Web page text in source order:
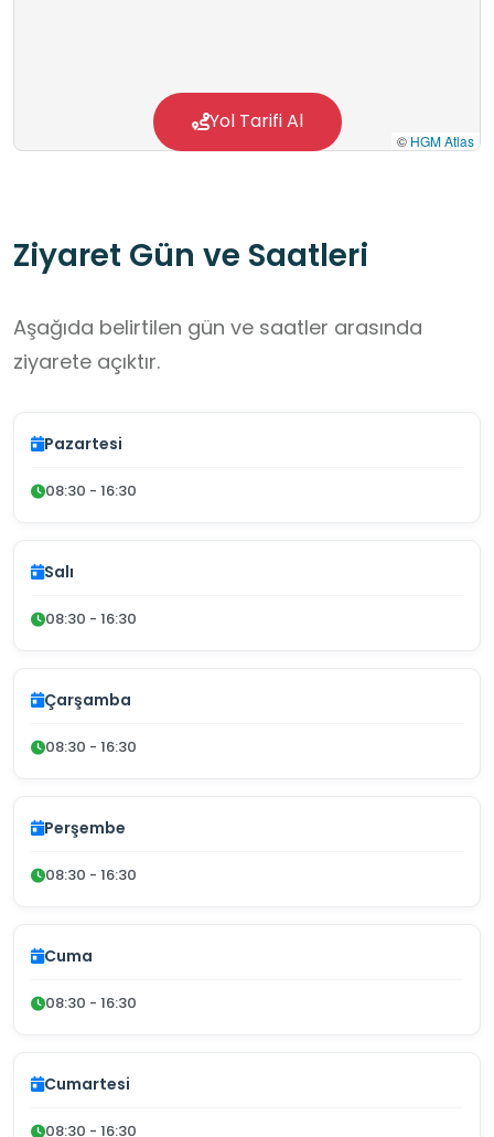
© HGM Atlas
Yol Tarifi Al
Ziyaret Gün ve Saatleri
Aşağıda belirtilen gün ve saatler arasında
ziyarete açıktır.
Pazartesi
08:30 - 16:30
Salı
08:30 - 16:30
Çarşamba
08:30 - 16:30
Perşembe
08:30 - 16:30
Cuma
08:30 - 16:30
Cumartesi
08:30 - 16:30